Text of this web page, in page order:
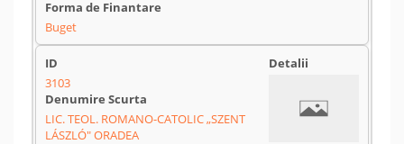
Buget
3103
LIC. TEOL. ROMANO-CATOLIC „SZENT
LÁSZLÓ" ORADEA